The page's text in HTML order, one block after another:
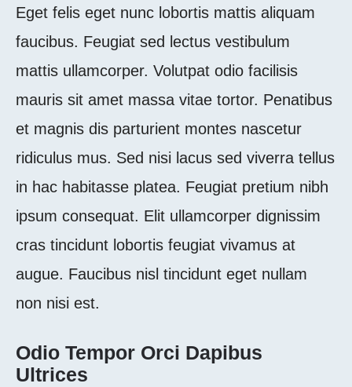
Eget felis eget nunc lobortis mattis aliquam
faucibus. Feugiat sed lectus vestibulum
mattis ullamcorper. Volutpat odio facilisis
mauris sit amet massa vitae tortor. Penatibus
et magnis dis parturient montes nascetur
ridiculus mus. Sed nisi lacus sed viverra tellus
in hac habitasse platea. Feugiat pretium nibh
ipsum consequat. Elit ullamcorper dignissim
cras tincidunt lobortis feugiat vivamus at
augue. Faucibus nisl tincidunt eget nullam
non nisi est.
Odio Tempor Orci Dapibus
Ultrices